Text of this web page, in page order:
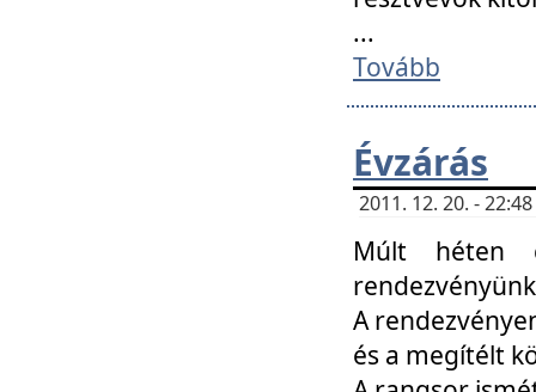
...
Tovább
Évzárás
2011. 12. 20. -
Múlt héten
A
és a megítélt